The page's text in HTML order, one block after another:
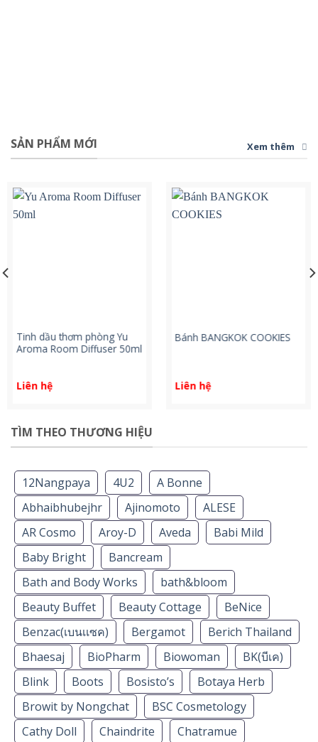
SẢN PHẨM MỚI Xem thêm
Tinh dầu thơm phòng Yu
Aroma Room Diffuser 50ml
Liên hệ
Bánh BANGKOK COOKIES
Liên hệ
TÌM THEO THƯƠNG HIỆU
12Nangpaya 4U2
A Bonne
Abhaibhubejhr
Ajinomoto
ALESE
AR Cosmo
Aroy-D Aveda
Babi Mild
Baby Bright
Bancream
Bath and Body Works
bath&bloom
Beauty Buffet
Beauty Cottage
BeNice
Benzac(เบนเเซค)
Bergamot
Berich Thailand
Bhaesaj
BioPharm Biowoman
BK(บีเค)
Blink
Boots Bosisto’s
Botaya Herb
Browit by Nongchat
BSC Cosmetology
Cathy Doll
Chaindrite Chatramue